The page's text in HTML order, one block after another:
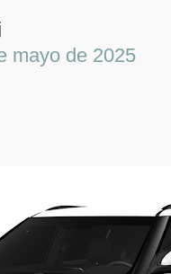
mayo de 2025